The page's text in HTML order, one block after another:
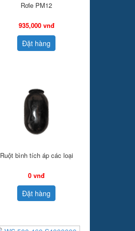
Rơle PM12
935,000 vnđ
Đặt hàng
Ruột bình tích áp các loại
0 vnđ
Đặt hàng